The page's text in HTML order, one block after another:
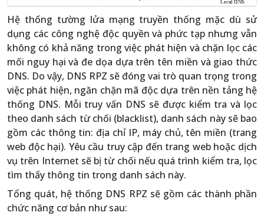
Hệ thống tường lửa mạng truyền thống mặc dù sử
dụng các công nghệ độc quyền và phức tạp nhưng vẫn
không có khả năng trong việc phát hiện và chặn lọc các
mối nguy hại và đe dọa dựa trên tên miền và giao thức
DNS. Do vậy, DNS RPZ sẽ đóng vai trò quan trọng trong
việc phát hiện, ngăn chặn mã độc dựa trên nền tảng hệ
thống DNS. Mỗi truy vấn DNS sẽ được kiểm tra và lọc
theo danh sách từ chối (blacklist), danh sách này sẽ bao
gồm các thông tin: địa chỉ IP, máy chủ, tên miền (trang
web độc hại). Yêu cầu truy cập đến trang web hoặc dịch
vụ trên Internet sẽ bị từ chối nếu quá trình kiểm tra, lọc
tìm thấy thông tin trong danh sách này.
Tổng quát, hệ thống DNS RPZ sẽ gồm các thành phần
chức năng cơ bản như sau: